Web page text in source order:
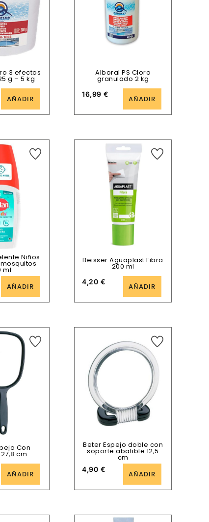
3 efectos
g – 5 kg
AÑADIR
Alboral PS Cloro
granulado 2 kg
16,99€
AÑADIR
Niños
ml
AÑADIR
Beisser Aguaplast Fibra
200 ml
4,20 €
AÑADIR
Con
cm
AÑADIR
Beter Espejo doble con
soporte abatible 12,5
cm
4,90 €
AÑADIR